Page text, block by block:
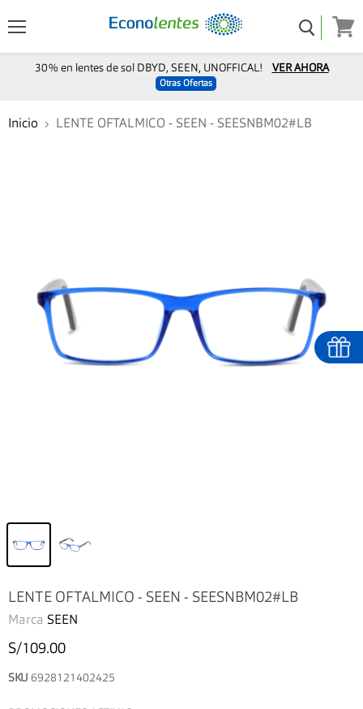
30% en lentes de sol DBYD, SEEN, UNOFFICAL! VER AHORA
Otras Ofertas
Inicio LENTE OFTALMICO - SEEN - SEESNBM02#LB
LENTE OFTALMICO - SEEN - SEESNBM02#LB
Marca SEEN
S/109.00
SKU 6928121402425